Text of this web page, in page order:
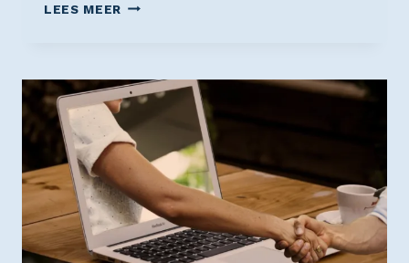
LEES MEER